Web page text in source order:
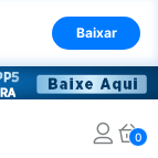
Baixar
0